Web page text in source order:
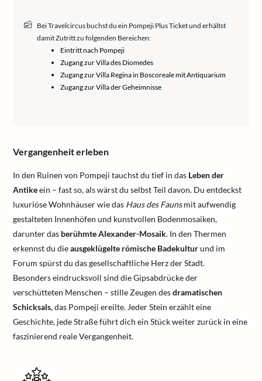
Bei Travelcircus buchst du ein Pompeji Plus Ticket und erhältst
damit Zutritt zu folgenden Bereichen:
Eintritt nach Pompeji
Zugang zur Villa des Diomedes
Zugang zur Villa Regina in Boscoreale mit Antiquarium
Zugang zur Villa der Geheimnisse
Vergangenheit erleben
In den Ruinen von Pompeji tauchst du tief in das Leben der
Antikeein – fast so, als wärst du selbst Teil davon. Du entdeckst
luxuriöse Wohnhäuser wie das Haus des Faunsmit aufwendig
gestalteten Innenhöfen und kunstvollen Bodenmosaiken,
darunter das berühmte Alexander-Mosaik. In den Thermen
erkennst du dieausgeklügelte römische Badekulturund im
Forum spürst du das gesellschaftliche Herz der Stadt.
Besonders eindrucksvoll sind die Gipsabdrücke der
verschütteten Menschen – stille Zeugen desdramatischen
Schicksals, das Pompeji ereilte. Jeder Stein erzählt eine
Geschichte, jede Straße führt dich ein Stück weiter zurück in eine
faszinierend reale Vergangenheit.